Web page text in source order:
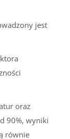
jest
oraz
90%, wyniki
równie